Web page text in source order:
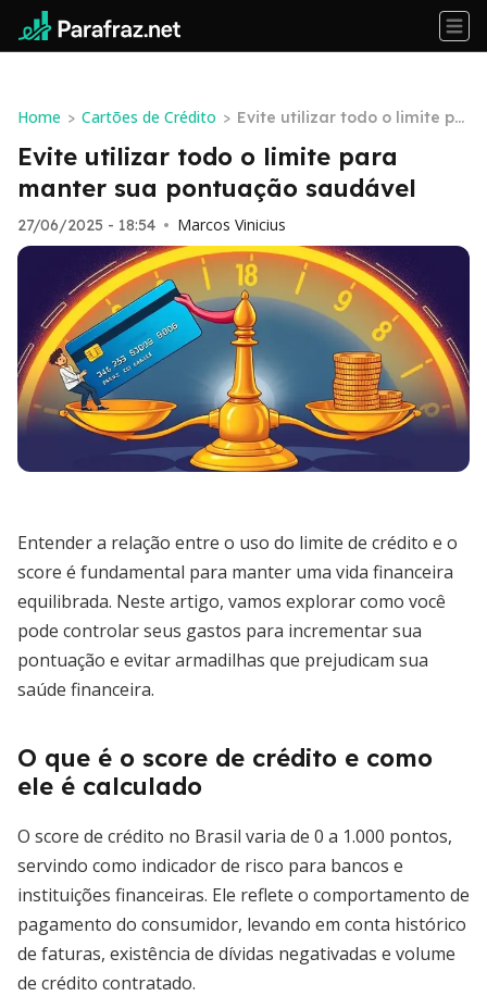
Home > Cartões de Crédito > Evite utilizar todo o limite pa
ra manter sua pontuação sa
udável
Evite utilizar todo o limite para
manter sua pontuação saudável
27/06/2025 - 18:54 • Marcos Vinicius
Entender a relação entre o uso do limite de crédito e o
score é fundamental para manter uma vida financeira
equilibrada. Neste artigo, vamos explorar como você
pode controlar seus gastos para incrementar sua
pontuação e evitar armadilhas que prejudicam sua
saúde financeira.
O que é o score de crédito e como
ele é calculado
O score de crédito no Brasil varia de 0 a 1.000 pontos,
servindo como indicador de risco para bancos e
instituições financeiras. Ele reflete o comportamento de
pagamento do consumidor, levando em conta histórico
de faturas, existência de dívidas negativadas e volume
de crédito contratado.